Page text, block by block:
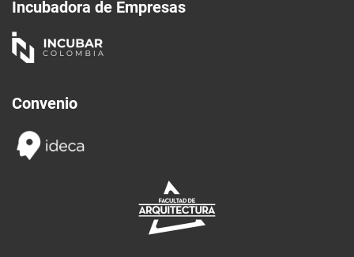
Incubadora de Empresas
Convenio